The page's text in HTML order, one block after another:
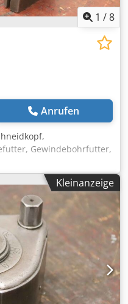
1 /8
Anrufen
Gewindebohrfutter,
-Hersteller: Alfred
mit
SH 3/4" Dcsdou S
265/130/H160
Kleinanzeige